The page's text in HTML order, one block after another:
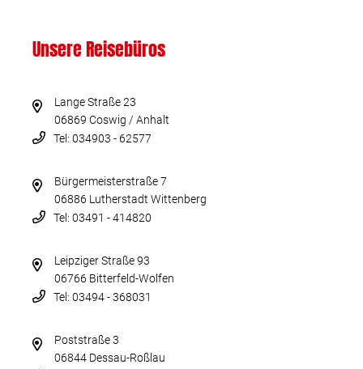
Unsere Reisebüros
Lange Straße 23
06869 Coswig / Anhalt
Tel: 034903 - 62577
Bürgermeisterstraße 7
06886 Lutherstadt Wittenberg
Tel: 03491 - 414820
Leipziger Straße 93
06766 Bitterfeld-Wolfen
Tel: 03494 - 368031
Poststraße 3
06844 Dessau-Roßlau